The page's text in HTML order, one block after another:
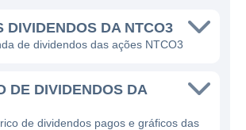
DIVIDENDOS DA NTCO3
de dividendos das ações NTCO3
DE DIVIDENDOS DA
de dividendos pagos e gráficos das